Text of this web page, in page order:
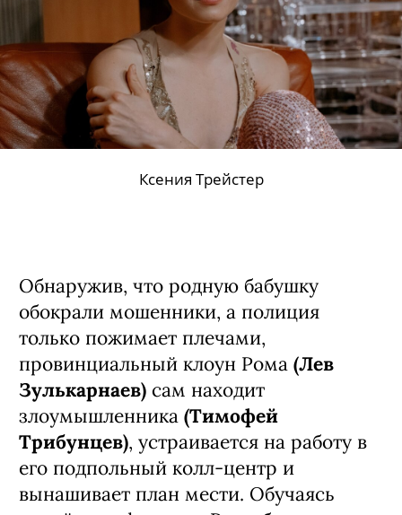
Тимофей Трибунцев
Ксения Трейстер